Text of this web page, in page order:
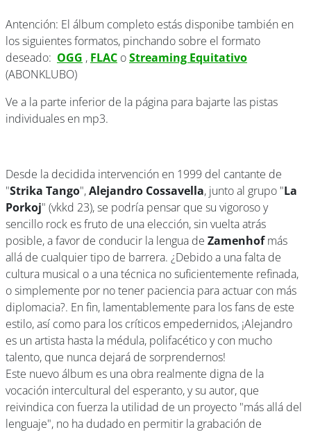
Antención: El álbum completo estás disponibe también en
los siguientes formatos, pinchando sobre el formato
deseado: OGG , FLAC oStreaming Equitativo
(ABONKLUBO)
Ve a la parte inferior de la página para bajarte las pistas
individuales en mp3.
Desde la decidida intervención en 1999 del cantante de
"Strika Tango",Alejandro Cossavella, junto al grupo "La
Porkoj" (vkkd 23), se podría pensar que su vigoroso y
sencillo rock es fruto de una elección, sin vuelta atrás
posible, a favor de conducir la lengua de Zamenhofmás
allá de cualquier tipo de barrera. ¿Debido a una falta de
cultura musical o a una técnica no suficientemente refinada,
o simplemente por no tener paciencia para actuar con más
diplomacia?. En fin, lamentablemente para los fans de este
estilo, así como para los críticos empedernidos, ¡Alejandro
es un artista hasta la médula, polifacético y con mucho
talento, que nunca dejará de sorprendernos!
Este nuevo álbum es una obra realmente digna de la
vocación intercultural del esperanto, y su autor, que
reivindica con fuerza la utilidad de un proyecto "más allá del
lenguaje", no ha dudado en permitir la grabación de